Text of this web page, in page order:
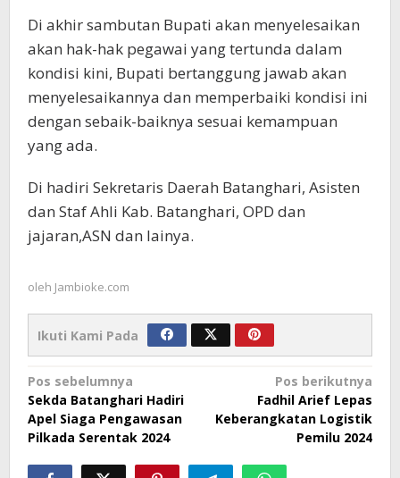
Di akhir sambutan Bupati akan menyelesaikan
akan hak-hak pegawai yang tertunda dalam
kondisi kini, Bupati bertanggung jawab akan
menyelesaikannya dan memperbaiki kondisi ini
dengan sebaik-baiknya sesuai kemampuan
yang ada.
Di hadiri Sekretaris Daerah Batanghari, Asisten
dan Staf Ahli Kab. Batanghari, OPD dan
jajaran,ASN dan lainya.
oleh Jambioke.com
Ikuti Kami Pada
Navigasi
pos
Pos sebelumnya
Sekda Batanghari Hadiri
Apel Siaga Pengawasan
Pilkada Serentak 2024
Pos berikutnya
Fadhil Arief Lepas
Keberangkatan Logistik
Pemilu 2024